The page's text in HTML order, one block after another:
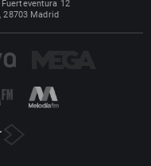
12
28703 Madrid